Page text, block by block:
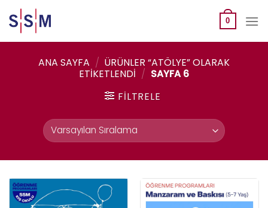
to
content
0
ANA SAYFA / ÜRÜNLER “ATÖLYE” OLARAK
ETIKETLENDI / SAYFA 6
FILTRELE